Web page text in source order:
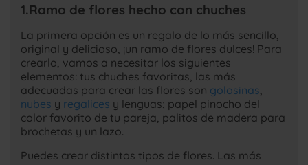
1.Ramo de flores hecho con chuches
La primera opción es un regalo de lo más sencillo,
original y delicioso, ¡un ramo de flores dulces! Para
crearlo, vamos a necesitar los siguientes
elementos: tus chuches favoritas, las más
adecuadas para crear las flores son golosinas
nubes y regalices y lenguas; papel pinocho del
color favorito de tu pareja, palitos de madera para
brochetas y un lazo.
Puedes crear distintos tipos de flores. Las más